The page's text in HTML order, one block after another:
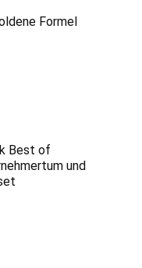
Formel
Best of
und